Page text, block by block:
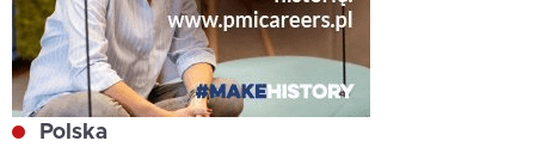
Polska